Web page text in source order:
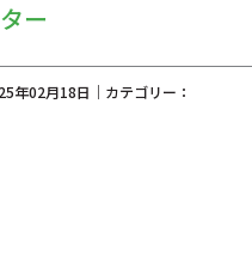
ー
年02月18日｜カテゴリー：